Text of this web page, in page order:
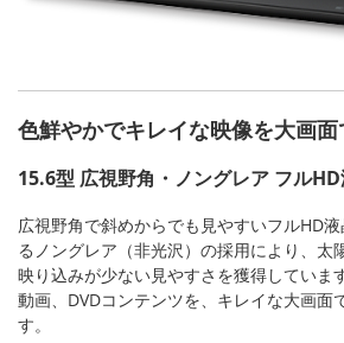
色鮮やかでキレイな映像を大画面
15.6型 広視野角・ノングレア フル
広視野角で斜めからでも見やすいフルHD
るノングレア（非光沢）の採用により、太
映り込みが少ない見やすさを獲得していま
動画、DVDコンテンツを、キレイな大画面
す。